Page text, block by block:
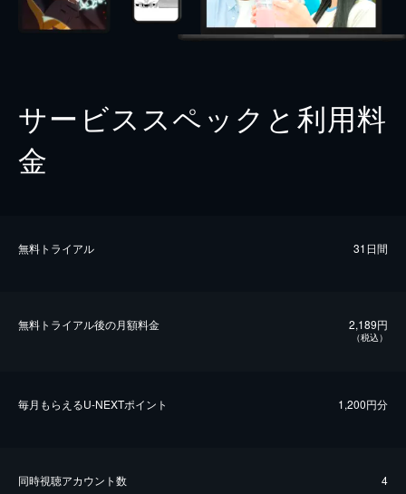
サービススペックと利用料
金
無料トライアル 31日間
無料トライアル後の⽉額料金 2,189円
（税込）
毎⽉もらえるU-NEXTポイント 1,200円分
同時視聴アカウント数 4